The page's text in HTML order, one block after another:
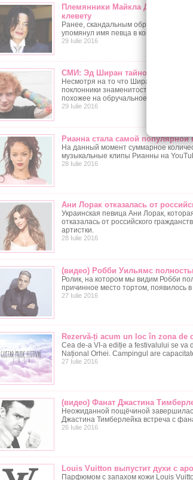
Племянники Майкла Джексона
клевету
Ранее, скандальным образом
упомянул имя певца в контексте дела
29 Iulie 2016
СМИ: Эд Ширан тайно женился
Несмотря на то что Ширан удалился
поклонники знаменитости
похожее на обручальное!
29 Iulie 2016
Рианна стала самой популярной
На данный момент суммарное
музыкальные клипы Рианны на
28 Iulie 2016
Ани Лорак отказалась от
Украинская певица Ани Лорак,
отказалась от российского
артистки.
28 Iulie 2016
(видео) Робби Уильямс
Ролик, на котором мы видим Робби
причинное место тортом, появилось
27 Iulie 2016
Rezervă-ți acum un loc în zona de
Cea de-a VI-a ediție a festivalului se va
Național Orhei. Campingul are
27 Iulie 2016
(видео) Фанат Джастина
Неожиданной пощёчиной
Джастина Тимберлейка встреча с
26 Iulie 2016
Louis Vuitton выпустит духи с
Парфюмом с запахом кожи Louis